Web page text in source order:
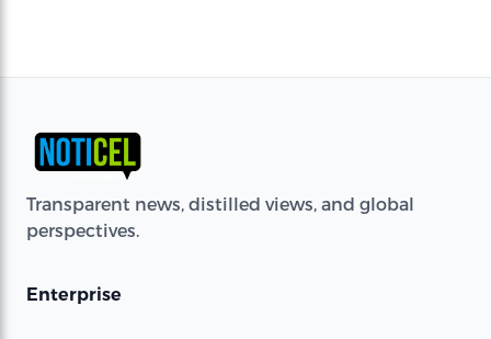
Transparent news, distilled views, and global
perspectives.
Enterprise